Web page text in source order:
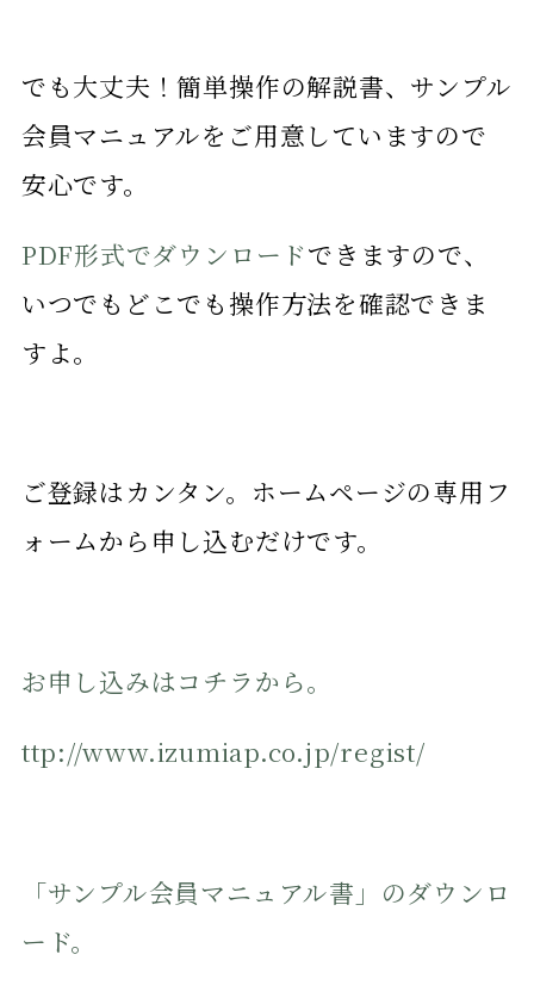
でも大丈夫！簡単操作の解説書、サンプル
会員マニュアルをご用意していますので
安心です。
PDF形式でダウンロードできますので、
いつでもどこでも操作方法を確認できま
すよ。
ご登録はカンタン。ホームページの専用フ
ォームから申し込むだけです。
お申し込みはコチラから。
ttp://www.izumiap.co.jp/regist/
「サンプル会員マニュアル書」のダウンロ
ード。